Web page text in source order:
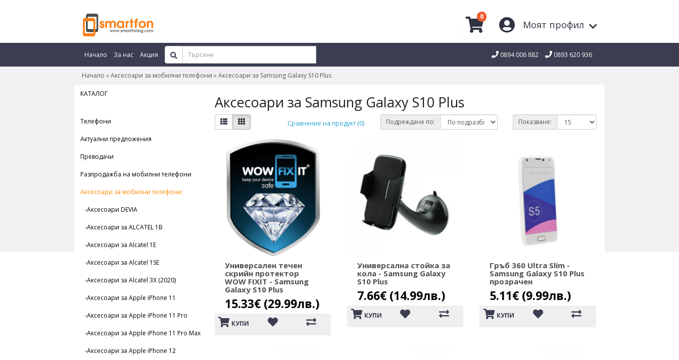
Моят профил
0
Начало За нас Акция 0894 006 882 0893 620 936
Начало Аксесоари за мобилни телефони Аксесоари за Samsung Galaxy S10 Plus
КАТАЛОГ
Телефони
Актуални предложения
Преводачи
Разпродажба на мобилни телефони
Аксесоари за мобилни телефони
-Аксесоари DEVIA
-Аксесоари за ALCATEL 1B
-Аксесоари за Alcatel 1E
-Аксесоари за Alcatel 1SE
-Аксесоари за Alcatel 3X (2020)
-Аксесоари за Apple iPhone 11
-Аксесоари за Apple iPhone 11 Pro
-Аксесоари за Apple iPhone 11 Pro Max
-Аксесоари за Apple iPhone 12
Аксесоари за Samsung Galaxy S10 Plus
Сравнение на продукт (0) Подреждане по: Показване:
Универсален течен
скрийн протектор
WOW FIXIT - Samsung
Galaxy S10 Plus
15.33€ (29.99лв.)
КУПИ
Универсална стойка за
кола - Samsung Galaxy
S10 Plus
7.66€ (14.99лв.)
КУПИ
Гръб 360 Ultra Slim -
Samsung Galaxy S10 Plus
прозрачен
5.11€ (9.99лв.)
КУПИ